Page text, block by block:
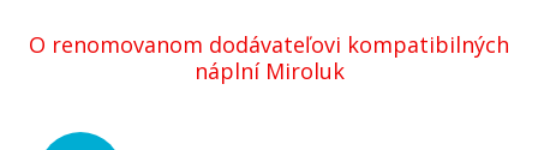
Pridať do košíka
O renomovanom dodávateľovi kompatibilných
náplní Miroluk